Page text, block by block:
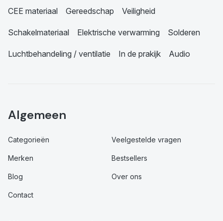
CEE materiaal Gereedschap Veiligheid
Schakelmateriaal Elektrische verwarming Solderen
Luchtbehandeling / ventilatie In de prakijk Audio
Algemeen
Categorieën Veelgestelde vragen
Merken Bestsellers
Blog Over ons
Contact